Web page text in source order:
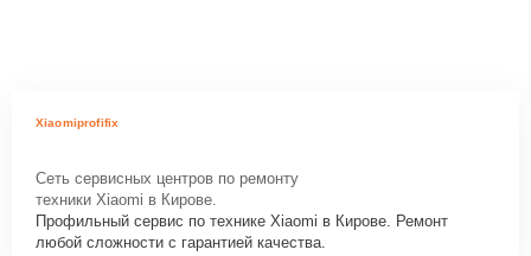
Xiaomiprofifix
Сеть сервисных центров по ремонту
техники Xiaomi в Кирове.
Профильный сервис по технике Xiaomi в Кирове. Ремонт
любой сложности с гарантией качества.